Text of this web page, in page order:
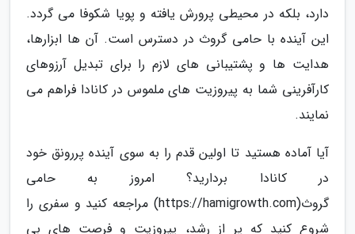
دارد، بلکه در محیطی پرورش یافته و پویا شکوفا می گردد.
این آینده با حامی گروث در دسترس است. آن ها ابزارها،
هدایت ها و پشتیبانی های لازم را برای تبدیل آرزوهای
کارآفرینی شما به پیروزیت های ملموس در کانادا فراهم می
نمایند.
آیا آماده هستید تا اولین قدم را به سوی آینده پررونق خود
در کانادا بردارید؟ امروز به حامی
گروث(https://hamigrowth.com) مراجعه کنید و سفری را
شروع کنید که پر از رشد، پیروزیت و فرصت های بی